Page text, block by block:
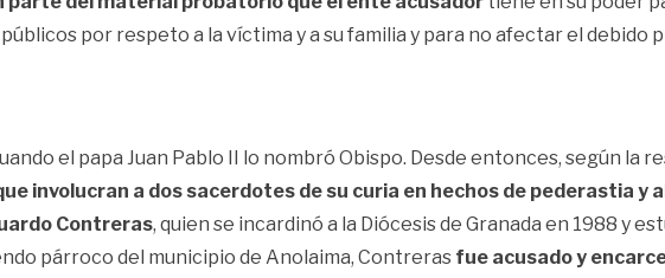
por respeto a la víctima y a su familia y para no afectar el debido
el papa Juan Pablo II lo nombró Obispo. Desde entonces, según la
involucran a dos sacerdotes de su curia en hechos de pederastia y
Contreras, quien se incardinó a la Diócesis de Granada en 1988 y
párroco del municipio de Anolaima, Contreras fue acusado y